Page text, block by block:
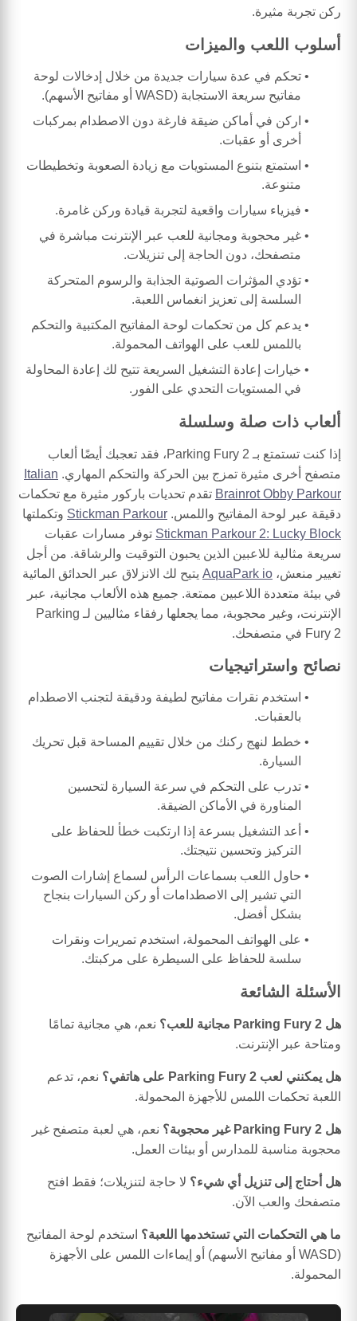
ركن تجربة مثيرة.
أسلوب اللعب والميزات
تحكم في عدة سيارات جديدة من خلال إدخالات لوحة
مفاتيح سريعة الاستجابة (WASD أو مفاتيح الأسهم).
اركن في أماكن ضيقة فارغة دون الاصطدام بمركبات
أخرى أو عقبات.
استمتع بتنوع المستويات مع زيادة الصعوبة وتخطيطات
متنوعة.
فيزياء سيارات واقعية لتجربة قيادة وركن غامرة.
غير محجوبة ومجانية للعب عبر الإنترنت مباشرة في
متصفحك، دون الحاجة إلى تنزيلات.
تؤدي المؤثرات الصوتية الجذابة والرسوم المتحركة
السلسة إلى تعزيز انغماس اللعبة.
يدعم كل من تحكمات لوحة المفاتيح المكتبية والتحكم
باللمس للعب على الهواتف المحمولة.
خيارات إعادة التشغيل السريعة تتيح لك إعادة المحاولة
في المستويات التحدي على الفور.
ألعاب ذات صلة وسلسلة
إذا كنت تستمتع بـ Parking Fury 2، فقد تعجبك أيضًا ألعاب
متصفح أخرى مثيرة تمزج بين الحركة والتحكم المهاري. Italian
Brainrot Obby Parkour تقدم تحديات باركور مثيرة مع تحكمات
دقيقة عبر لوحة المفاتيح واللمس. Stickman Parkour وتكملتها
Stickman Parkour 2: Lucky Block توفر مسارات عقبات
سريعة مثالية للاعبين الذين يحبون التوقيت والرشاقة. من أجل
تغيير منعش، AquaPark io يتيح لك الانزلاق عبر الحدائق المائية
في بيئة متعددة اللاعبين ممتعة. جميع هذه الألعاب مجانية، عبر
الإنترنت، وغير محجوبة، مما يجعلها رفقاء مثاليين لـ Parking
Fury 2 في متصفحك.
نصائح واستراتيجيات
استخدم نقرات مفاتيح لطيفة ودقيقة لتجنب الاصطدام
بالعقبات.
خطط لنهج ركنك من خلال تقييم المساحة قبل تحريك
السيارة.
تدرب على التحكم في سرعة السيارة لتحسين
المناورة في الأماكن الضيقة.
أعد التشغيل بسرعة إذا ارتكبت خطأ للحفاظ على
التركيز وتحسين نتيجتك.
حاول اللعب بسماعات الرأس لسماع إشارات الصوت
التي تشير إلى الاصطدامات أو ركن السيارات بنجاح
بشكل أفضل.
على الهواتف المحمولة، استخدم تمريرات ونقرات
سلسة للحفاظ على السيطرة على مركبتك.
الأسئلة الشائعة
هل Parking Fury 2 مجانية للعب؟
نعم، هي مجانية تمامًا
ومتاحة عبر الإنترنت.
هل يمكنني لعب Parking Fury 2 على هاتفي؟
نعم، تدعم
اللعبة تحكمات اللمس للأجهزة المحمولة.
هل Parking Fury 2 غير محجوبة؟
نعم، هي لعبة متصفح غير
محجوبة مناسبة للمدارس أو بيئات العمل.
هل أحتاج إلى تنزيل أي شيء؟ لا حاجة لتنزيلات؛ فقط افتح
متصفحك والعب الآن.
ما هي التحكمات التي تستخدمها اللعبة؟ استخدم لوحة المفاتيح
(WASD أو مفاتيح الأسهم) أو إيماءات اللمس على الأجهزة
المحمولة.